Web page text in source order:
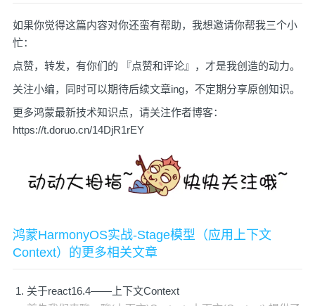
如果你觉得这篇内容对你还蛮有帮助，我想邀请你帮我三个小
忙：
点赞，转发，有你们的 『点赞和评论』，才是我创造的动力。
关注小编，同时可以期待后续文章ing，不定期分享原创知识。
更多鸿蒙最新技术知识点，请关注作者博客：
https://t.doruo.cn/14DjR1rEY
鸿蒙HarmonyOS实战-Stage模型（应用上下文
Context）的更多相关文章
关于react16.4——上下文Context